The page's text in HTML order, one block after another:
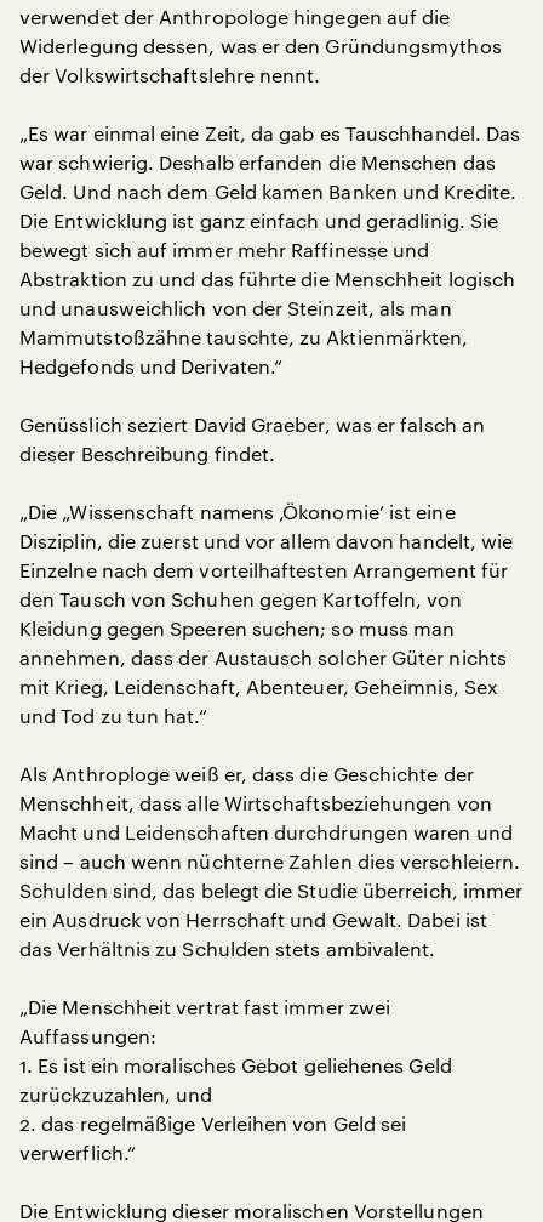
verwendet der Anthropologe hingegen auf die
Widerlegung dessen, was er den Gründungsmythos
der Volkswirtschaftslehre nennt.
„Es war einmal eine Zeit, da gab es Tauschhandel. Das
war schwierig. Deshalb erfanden die Menschen das
Geld. Und nach dem Geld kamen Banken und Kredite.
Die Entwicklung ist ganz einfach und geradlinig. Sie
bewegt sich auf immer mehr Raffinesse und
Abstraktion zu und das führte die Menschheit logisch
und unausweichlich von der Steinzeit, als man
Mammutstoßzähne tauschte, zu Aktienmärkten,
Hedgefonds und Derivaten.“
Genüsslich seziert David Graeber, was er falsch an
dieser Beschreibung findet.
„Die „Wissenschaft namens ‚Ökonomie’ ist eine
Disziplin, die zuerst und vor allem davon handelt, wie
Einzelne nach dem vorteilhaftesten Arrangement für
den Tausch von Schuhen gegen Kartoffeln, von
Kleidung gegen Speeren suchen; so muss man
annehmen, dass der Austausch solcher Güter nichts
mit Krieg, Leidenschaft, Abenteuer, Geheimnis, Sex
und Tod zu tun hat.“
Als Anthroploge weiß er, dass die Geschichte der
Menschheit, dass alle Wirtschaftsbeziehungen von
Macht und Leidenschaften durchdrungen waren und
sind – auch wenn nüchterne Zahlen dies verschleiern.
Schulden sind, das belegt die Studie überreich, immer
ein Ausdruck von Herrschaft und Gewalt. Dabei ist
das Verhältnis zu Schulden stets ambivalent.
„Die Menschheit vertrat fast immer zwei
Auffassungen:
1. Es ist ein moralisches Gebot geliehenes Geld
zurückzuzahlen, und
2. das regelmäßige Verleihen von Geld sei
verwerflich.“
Die Entwicklung dieser moralischen Vorstellungen